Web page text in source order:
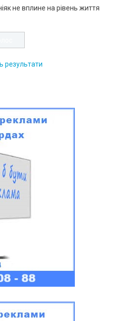
не вплине на рівень життя
результати